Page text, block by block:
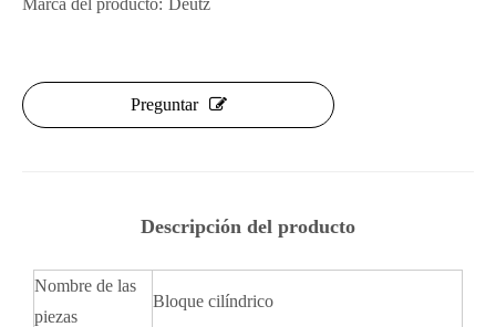
Marca del producto: Deutz
Preguntar
Descripción del producto
Nombre de las
piezas
Bloque cilíndrico